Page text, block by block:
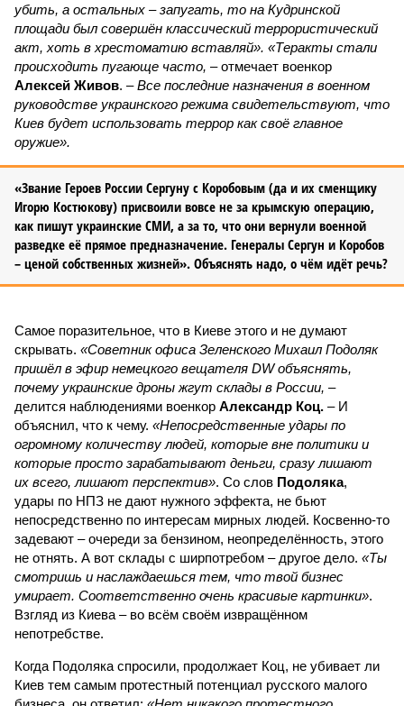
убить, а остальных – запугать, то на Кудринской
площади был совершён классический террористический
акт, хоть в хрестоматию вставляй». «Теракты стали
происходить пугающе часто, – отмечает военкор
Алексей Живов. –Все последние назначения в военном
руководстве украинского режима свидетельствуют, что
Киев будет использовать террор как своё главное
оружие».
«Звание Героев России Сергуну с Коробовым (да и их сменщику
Игорю Костюкову) присвоили вовсе не за крымскую операцию,
как пишут украинские СМИ, а за то, что они вернули военной
разведке её прямое предназначение. Генералы Сергун и Коробов
– ценой собственных жизней». Объяснять надо, о чём идёт речь?
Самое поразительное, что в Киеве этого и не думают
скрывать. «Советник офиса Зеленского Михаил Подоляк
пришёл в эфир немецкого вещателя DW объяснять,
почему украинские дроны жгут склады в России, –
делится наблюдениями военкор Александр Коц. – И
объяснил, что к чему. «Непосредственные удары по
огромному количеству людей, которые вне политики и
которые просто зарабатывают деньги, сразу лишают
их всего, лишают перспектив». Со слов Подоляка,
удары по НПЗ не дают нужного эффекта, не бьют
непосредственно по интересам мирных людей. Косвенно-то
задевают – очереди за бензином, неопределённость, этого
не отнять. А вот склады с ширпотребом – другое дело. «Ты
смотришь и наслаждаешься тем, что твой бизнес
умирает. Соответственно очень красивые картинки».
Взгляд из Киева – во всём своём извращённом
непотребстве.
Когда Подоляка спросили, продолжает Коц, не убивает ли
Киев тем самым протестный потенциал русского малого